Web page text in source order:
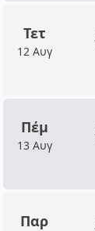
Τετ
12 Αυγ
Πέμ
13 Αυγ
Παρ